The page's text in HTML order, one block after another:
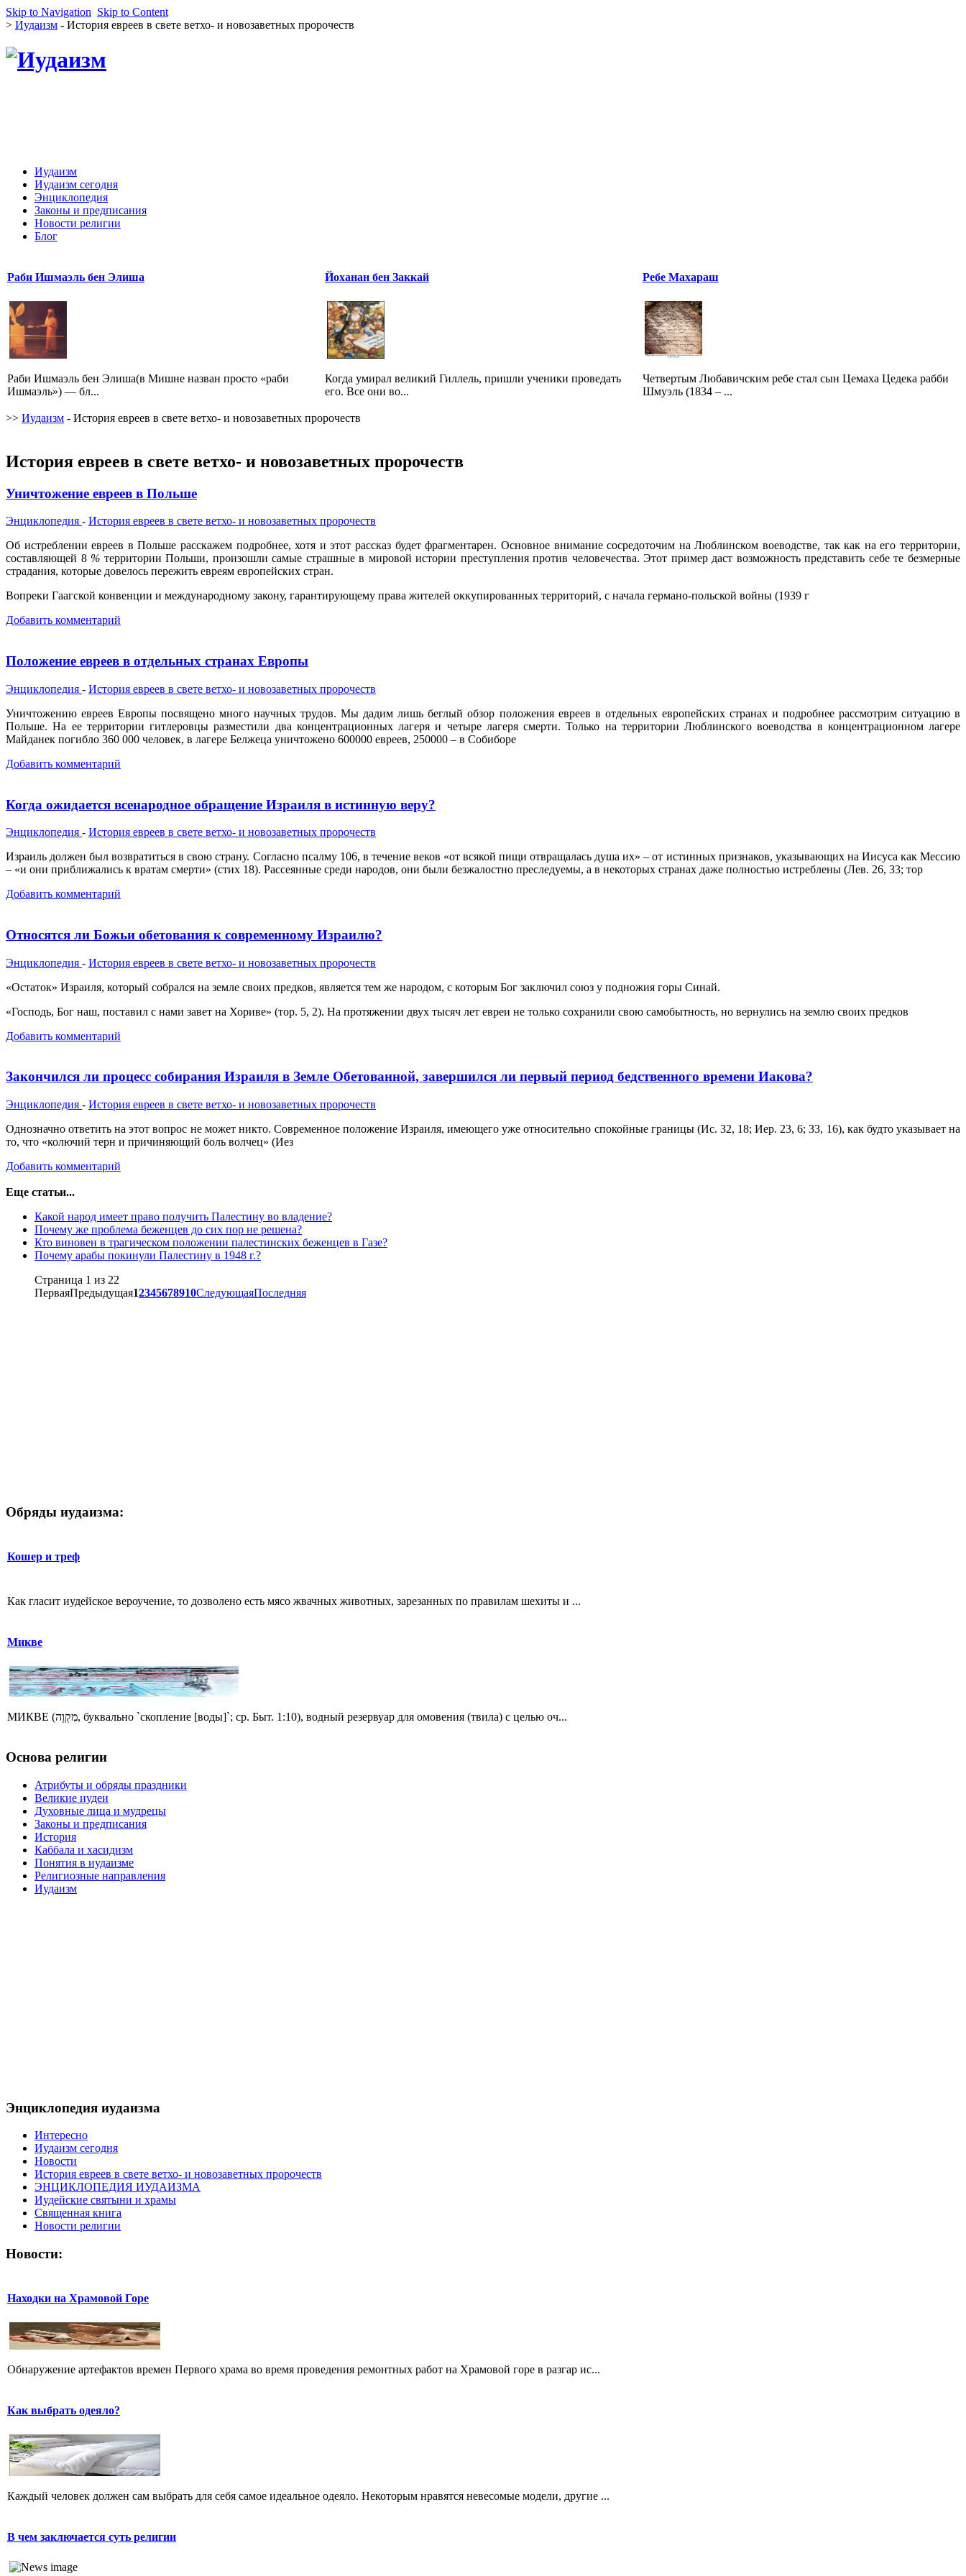
Skip to Navigation Skip to Content
> Иудаизм - История евреев в свете ветхо- и новозаветных пророчеств
Иудаизм
Иудаизм сегодня
Энциклопедия
Законы и предписания
Новости религии
Блог
Раби Ишмаэль бен Элиша
Раби Ишмаэль бен Элиша(в Мишне назван просто «раби
Ишмаэль») — бл...
Йоханан бен Заккай
Когда умирал великий Гиллель, пришли ученики проведать
его. Все они во...
Ребе Махараш
Четвертым Любавичским ребе стал сын Цемаха Цедека рабби
Шмуэль (1834 – ...
>> Иудаизм - История евреев в свете ветхо- и новозаветных пророчеств
История евреев в свете ветхо- и новозаветных пророчеств
Уничтожение евреев в Польше
Энциклопедия - История евреев в свете ветхо- и новозаветных пророчеств
Об истреблении евреев в Польше расскажем подробнее, хотя и этот рассказ будет фрагментарен. Основное внимание сосредоточим на Люблинском воеводстве, так как на его территории,
составляющей 8 % территории Польши, произошли самые страшные в мировой истории преступления против человечества. Этот пример даст возможность представить себе те безмерные
страдания, которые довелось пережить евреям европейских стран.
Вопреки Гаагской конвенции и международному закону, гарантирующему права жителей оккупированных территорий, с начала германо-польской войны (1939 г
Добавить комментарий
Положение евреев в отдельных странах Европы
Энциклопедия - История евреев в свете ветхо- и новозаветных пророчеств
Уничтожению евреев Европы посвящено много научных трудов. Мы дадим лишь беглый обзор положения евреев в отдельных европейских странах и подробнее рассмотрим ситуацию в
Польше. На ее территории гитлеровцы разместили два концентрационных лагеря и четыре лагеря смерти. Только на территории Люблинского воеводства в концентрационном лагере
Майданек погибло 360 000 человек, в лагере Белжеца уничтожено 600000 евреев, 250000 – в Собиборе
Добавить комментарий
Когда ожидается всенародное обращение Израиля в истинную веру?
Энциклопедия - История евреев в свете ветхо- и новозаветных пророчеств
Израиль должен был возвратиться в свою страну. Согласно псалму 106, в течение веков «от всякой пищи отвращалась душа их» – от истинных признаков, указывающих на Иисуса как Мессию
– «и они приближались к вратам смерти» (стих 18). Рассеянные среди народов, они были безжалостно преследуемы, а в некоторых странах даже полностью истреблены (Лев. 26, 33; тор
Добавить комментарий
Относятся ли Божьи обетования к современному Израилю?
Энциклопедия - История евреев в свете ветхо- и новозаветных пророчеств
«Остаток» Израиля, который собрался на земле своих предков, является тем же народом, с которым Бог заключил союз у подножия горы Синай.
«Господь, Бог наш, поставил с нами завет на Хориве» (тор. 5, 2). На протяжении двух тысяч лет евреи не только сохранили свою самобытность, но вернулись на землю своих предков
Добавить комментарий
Закончился ли процесс собирания Израиля в Земле Обетованной, завершился ли первый период бедственного времени Иакова?
Энциклопедия - История евреев в свете ветхо- и новозаветных пророчеств
Однозначно ответить на этот вопрос не может никто. Современное положение Израиля, имеющего уже относительно спокойные границы (Ис. 32, 18; Иер. 23, 6; 33, 16), как будто указывает на
то, что «колючий терн и причиняющий боль волчец» (Иез
Добавить комментарий
Еще статьи...
Какой народ имеет право получить Палестину во владение?
Почему же проблема беженцев до сих пор не решена?
Кто виновен в трагическом положении палестинских беженцев в Газе?
Почему арабы покинули Палестину в 1948 г.?
Страница 1 из 22
ПерваяПредыдущая12345678910СледующаяПоследняя
Обряды иудаизма:
Кошер и треф
Как гласит иудейское вероучение, то дозволено есть мясо жвачных животных, зарезанных по правилам шехиты и ...
Микве
МИКВЕ (מִקְוֶה, буквально `скопление [воды]`; ср. Быт. 1:10), водный резервуар для омовения (твила) с целью оч...
Основа религии
Атрибуты и обряды праздники
Великие иудеи
Духовные лица и мудрецы
Законы и предписания
История
Каббала и хасидизм
Понятия в иудаизме
Религиозные направления
Иудаизм
Энциклопедия иудаизма
Интересно
Иудаизм сегодня
Новости
История евреев в свете ветхо- и новозаветных пророчеств
ЭНЦИКЛОПЕДИЯ ИУДАИЗМА
Иудейские святыни и храмы
Священная книга
Новости религии
Новости:
Находки на Храмовой Горе
Обнаружение артефактов времен Первого храма во время проведения ремонтных работ на Храмовой горе в разгар ис...
Как выбрать одеяло?
Каждый человек должен сам выбрать для себя самое идеальное одеяло. Некоторым нравятся невесомые модели, другие ...
В чем заключается суть религии